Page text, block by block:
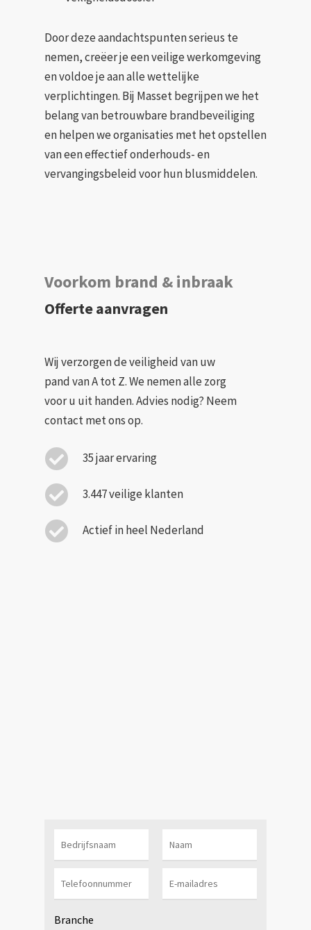
Door deze aandachtspunten serieus te
nemen, creëer je een veilige werkomgeving
en voldoe je aan alle wettelijke
verplichtingen. Bij Masset begrijpen we het
belang van betrouwbare brandbeveiliging
en helpen we organisaties met het opstellen
van een effectief onderhouds- en
vervangingsbeleid voor hun blusmiddelen.
Voorkom brand & inbraak
Offerte aanvragen
Wij verzorgen de veiligheid van uw
pand van A tot Z. We nemen alle zorg
voor u uit handen. Advies nodig? Neem
contact met ons op.
35 jaar ervaring
3.447 veilige klanten
Actief in heel Nederland
Branche